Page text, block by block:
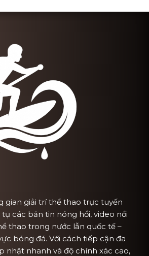
gian giải trí thể thao trực tuyến
tụ các bản tin nóng hổi, video nổi
thao trong nước lẫn quốc tế –
bóng đá. Với cách tiếp cận đa
nhật nhanh và độ chính xác cao,